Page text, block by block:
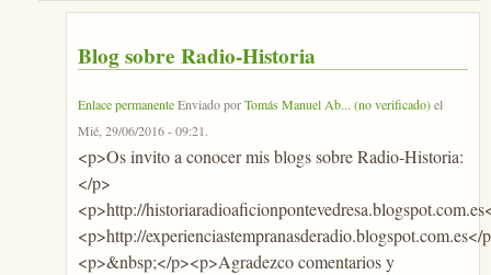
Blog sobre Radio-Historia
Enlace permanenteEnviado porTomás Manuel Ab... (no verificado)el
Mié, 29/06/2016 - 09:21.
<p>Os invito a conocer mis blogs sobre Radio-Historia:
</p>
<p>http://
<p>http://experienciastempranasderadio.blogspot.com.es</
<p>&nbsp;</p><p>Agradezco comentarios y